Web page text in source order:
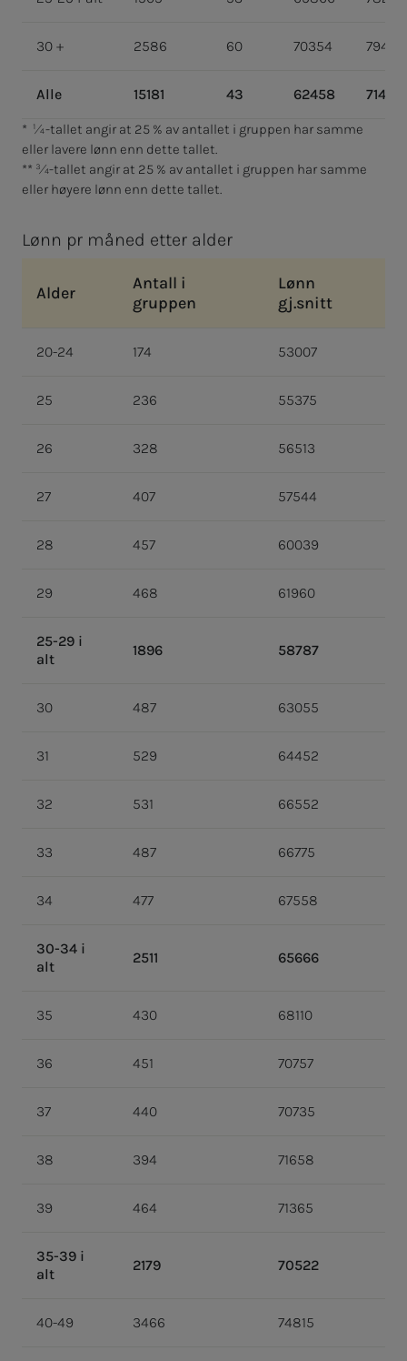
30 + 2586 60 70354 79410
Alle 15181 43 62458 71481
* ¼-tallet angir at 25 % av antallet i gruppen har samme
eller lavere lønn enn dette tallet.
** ¾-tallet angir at 25 % av antallet i gruppen har samme
eller høyere lønn enn dette tallet.
Lønn pr måned etter alder
Alder
Antall i
gruppen
Lønn
gj.snitt
20-24 174 53007
25 236 55375
26 328 56513
27 407 57544
28 457 60039
29 468 61960
25-29 i
alt
1896 58787
30 487 63055
31 529 64452
32 531 66552
33 487 66775
34 477 67558
30-34 i
alt
2511 65666
35 430 68110
36 451 70757
37 440 70735
38 394 71658
39 464 71365
35-39 i
alt
2179 70522
40-49 3466 74815